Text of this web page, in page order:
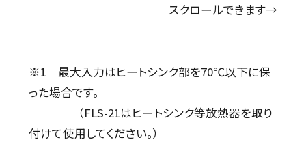
スクロールできます→
※1 最大入力はヒートシンク部を70℃以下に保
った場合です。
（FLS-21はヒートシンク等放熱器を取り
付けて使用してください。）